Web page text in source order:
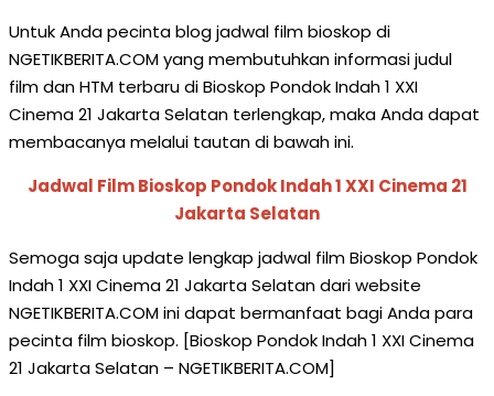
Untuk Anda pecinta blog jadwal film bioskop di
NGETIKBERITA.COM yang membutuhkan informasi judul
film dan HTM terbaru di Bioskop Pondok Indah 1 XXI
Cinema 21 Jakarta Selatan terlengkap, maka Anda dapat
membacanya melalui tautan di bawah ini.
Jadwal Film Bioskop Pondok Indah 1 XXI Cinema 21
Jakarta Selatan
Semoga saja update lengkap jadwal film Bioskop Pondok
Indah 1 XXI Cinema 21 Jakarta Selatan dari website
NGETIKBERITA.COM ini dapat bermanfaat bagi Anda para
pecinta film bioskop. [Bioskop Pondok Indah 1 XXI Cinema
21 Jakarta Selatan – NGETIKBERITA.COM]